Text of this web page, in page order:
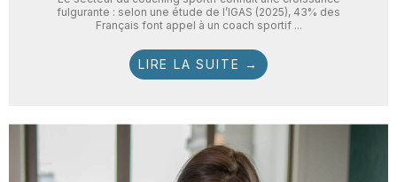
fulgurante : selon une étude de l’IGAS (2025), 43% des
Français font appel à un coach sportif ...
LIRE LA SUITE →